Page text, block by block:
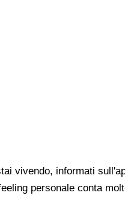
vivendo, informati
personale conta